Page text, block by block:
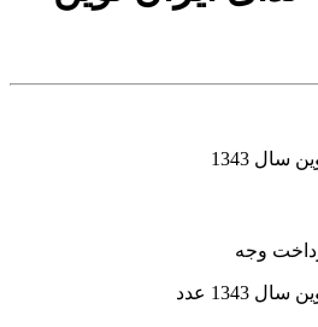
سال 1343
وجه
1343 عدد